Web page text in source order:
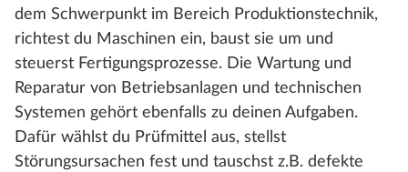
dem Schwerpunkt im Bereich Produktionstechnik,
richtest du Maschinen ein, baust sie um und
steuerst Fertigungsprozesse. Die Wartung und
Reparatur von Betriebsanlagen und technischen
Systemen gehört ebenfalls zu deinen Aufgaben.
Dafür wählst du Prüfmittel aus, stellst
Störungsursachen fest und tauschst z.B. defekte